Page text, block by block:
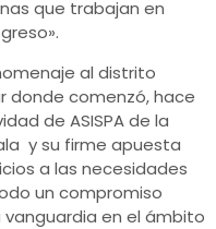
que trabajan en
al distrito
donde comenzó, hace
de ASISPA de la
y su firme apuesta
a las necesidades
un compromiso
en el ámbito